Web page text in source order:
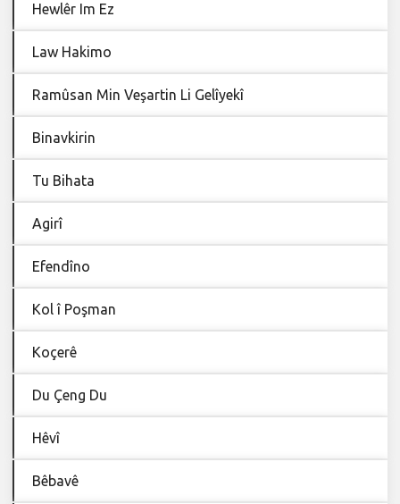
Hewlêr Im Ez
Law Hakimo
Ramûsan Min Veşartin Li Gelîyekî
Binavkirin
Tu Bihata
Agirî
Efendîno
Kol î Poşman
Koçerê
Du Çeng Du
Hêvî
Bêbavê